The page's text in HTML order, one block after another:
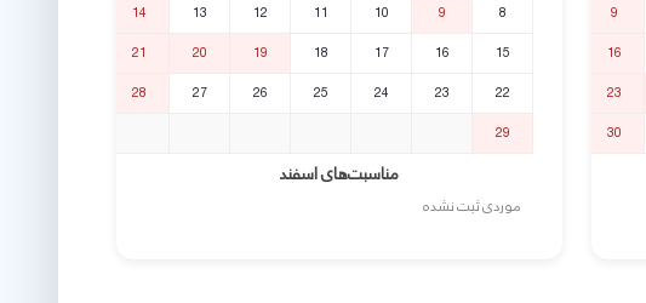
9
16
23
30
8
9
10
11
12
13
14
15
16
17
18
19
20
21
22
23
24
25
26
27
28
29
مناسبت‌های اسفند
موردی ثبت نشده